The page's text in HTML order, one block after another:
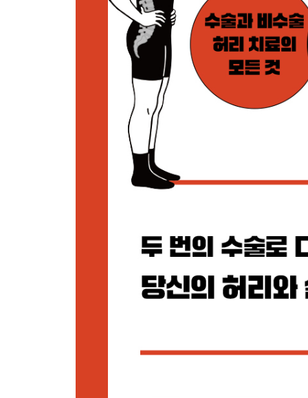
출산의 고통 바로 아래 단계인 만성 요통 | 디스크
[연구원 TIP] 수술 중: 통증의 알람을 끄는 법
3. After - 수술 후 (치료만큼 중요한 회복과 재활)
눈을 뜨면 뒹굴뒹굴하기 _ (생각 정리의 시간)
우리 몸에 시동 걸기, 스트레칭 | 갓생을 위한 뒹
일일 만 보 _ (출퇴근 루틴)
움직이지 않으면 뇌는 퇴화한다 | 노화를 막으려
프레임(환경) 바꾸기 _ (서서 일하기)
허리 건강을 위해 서서 일하자 | 흡연보다 위험한
약식동원(藥食同源)
올바른 베개 사용에 대해 _ (쉴 때는 바른 자세로)
수면은 최고의 보약 | 허리에 좋은 수면 자세 | 베
4. Life with - 디스크 (허리를 지키는 생활습관)